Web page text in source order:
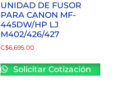
UNIDAD DE FUSOR
PARA CANON MF-
445DW/HP LJ
M402/426/427
C$6,695.00
Solicitar Cotización